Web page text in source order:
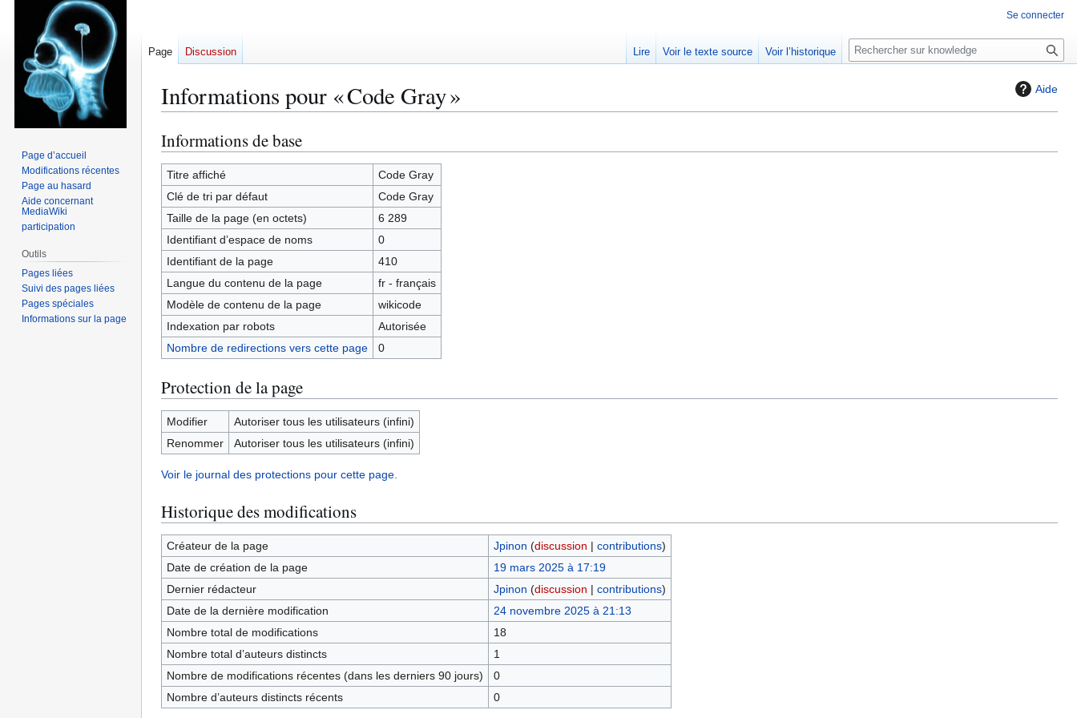
Aide
Informations pour « Code Gray »
Aller
à
la
navigation
Aller
à
la
recherche
Informations de base
Titre affiché
Code Gray
Clé de tri par défaut
Code Gray
Taille de la page (en octets)
6 289
Identifiant dʼespace de noms
0
Identifiant de la page
410
Langue du contenu de la page
fr - français
Modèle de contenu de la page
wikicode
Indexation par robots
Autorisée
Nombre de redirections vers cette page
0
Protection de la page
Modifier
Autoriser tous les utilisateurs (infini)
Renommer
Autoriser tous les utilisateurs (infini)
Voir le journal des protections pour cette page.
Historique des modifications
Créateur de la page Jpinon (discussion | contributions)
Date de création de la page
19 mars 2025 à 17:19
Dernier rédacteur
Jpinon (discussion | contributions)
Date de la dernière modification
24 novembre 2025 à 21:13
Nombre total de modifications
18
Nombre total d’auteurs distincts
1
Nombre de modifications récentes (dans les derniers 90 jours)
0
Nombre d’auteurs distincts récents
0
Se connecter
Page Discussion Lire Voir le texte source Voir l’historique
R
e
e
c
Page d’accueil
Modifications récentes
Page au hasard
Aide concernant
MediaWiki
participation
Outils
Pages liées
Suivi des pages liées
Pages spéciales
Informations sur la page